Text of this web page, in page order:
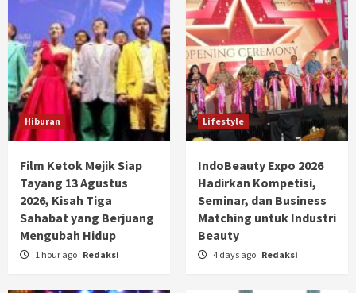
Hiburan
Film Ketok Mejik Siap
Tayang 13 Agustus
2026, Kisah Tiga
Sahabat yang Berjuang
Mengubah Hidup
1 hour ago Redaksi
Lifestyle
IndoBeauty Expo 2026
Hadirkan Kompetisi,
Seminar, dan Business
Matching untuk Industri
Beauty
4 days ago Redaksi